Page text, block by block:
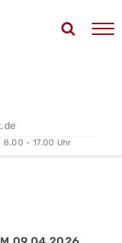
8.00 - 17.00 Uhr